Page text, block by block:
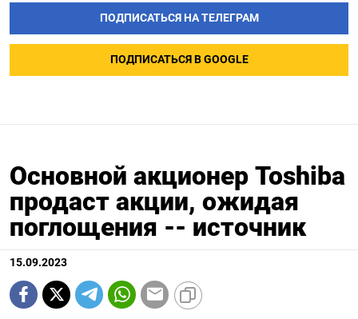
ПОДПИСАТЬСЯ НА ТЕЛЕГРАМ
ПОДПИСАТЬСЯ В GOOGLE
Основной акционер Toshiba
продаст акции, ожидая
поглощения -- источник
15.09.2023